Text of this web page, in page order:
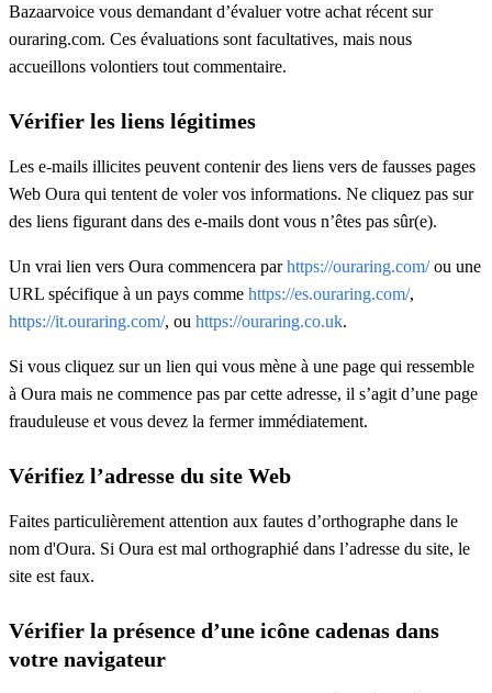
Bazaarvoice vous demandant d’évaluer votre achat récent sur
ouraring.com. Ces évaluations sont facultatives, mais nous
accueillons volontiers tout commentaire.
Vérifier les liens légitimes
Les e-mails illicites peuvent contenir des liens vers de fausses pages
Web Oura qui tentent de voler vos informations. Ne cliquez pas sur
des liens figurant dans des e-mails dont vous n’êtes pas sûr(e).
Un vrai lien vers Oura commencera parhttps://ouraring.com/ou une
URL spécifique à un pays comme https://es.ouraring.com/,
https://it.ouraring.com/, ou https://ouraring.co.uk.
Si vous cliquez sur un lien qui vous mène à une page qui ressemble
à Oura mais ne commence pas par cette adresse, il s’agit d’une page
frauduleuse et vous devez la fermer immédiatement.
Vérifiez l’adresse du site Web
Faites particulièrement attention aux fautes d’orthographe dans le
nom d'Oura. Si Oura est mal orthographié dans l’adresse du site, le
site est faux.
Vérifier la présence d’une icône cadenas dans
votre navigateur